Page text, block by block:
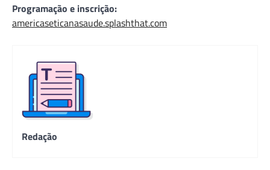
Programação e inscrição:
americaseticanasaude.splashthat.com
Redação